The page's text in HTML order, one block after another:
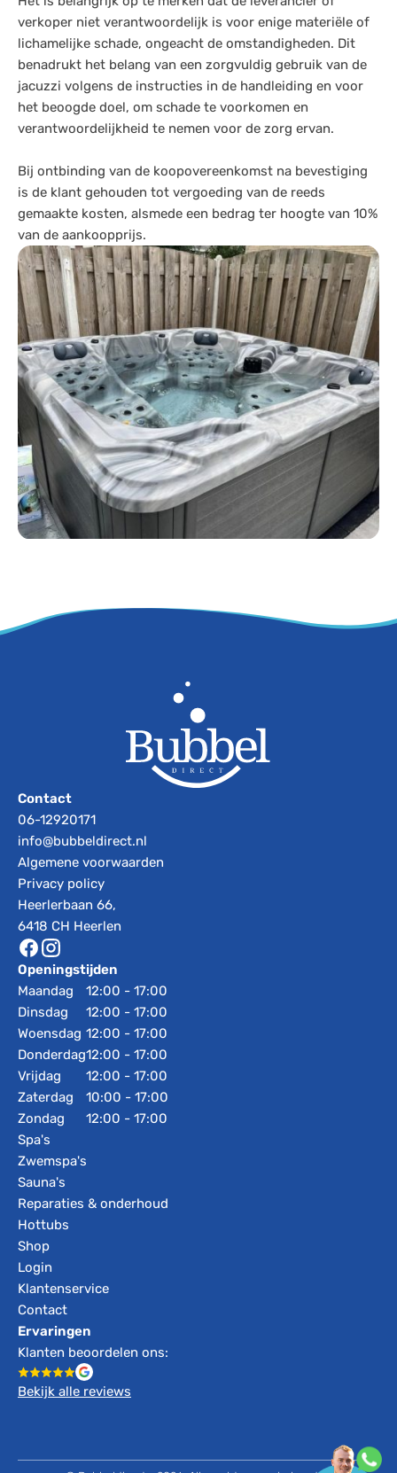
verkoper niet verantwoordelijk is voor enige materiële of
lichamelijke schade, ongeacht de omstandigheden. Dit
benadrukt het belang van een zorgvuldig gebruik van de
jacuzzi volgens de instructies in de handleiding en voor
het beoogde doel, om schade te voorkomen en
verantwoordelijkheid te nemen voor de zorg ervan.
Bij ontbinding van de koopovereenkomst na bevestiging
is de klant gehouden tot vergoeding van de reeds
gemaakte kosten, alsmede een bedrag ter hoogte van 10%
van de aankoopprijs.
Contact
06-12920171
info@bubbeldirect.nl
Algemene voorwaarden
Privacy policy
Heerlerbaan 66,
6418 CH Heerlen
Openingstijden
Maandag
Dinsdag
Woensdag
Donderdag
Vrijdag
Zaterdag
Zondag
12:00 - 17:00
12:00 - 17:00
12:00 - 17:00
12:00 - 17:00
12:00 - 17:00
10:00 - 17:00
12:00 - 17:00
Spa's
Zwemspa's
Sauna's
Reparaties & onderhoud
Hottubs
Shop
Login
Klantenservice
Contact
Ervaringen
Klanten beoordelen ons:
Bekijk alle reviews